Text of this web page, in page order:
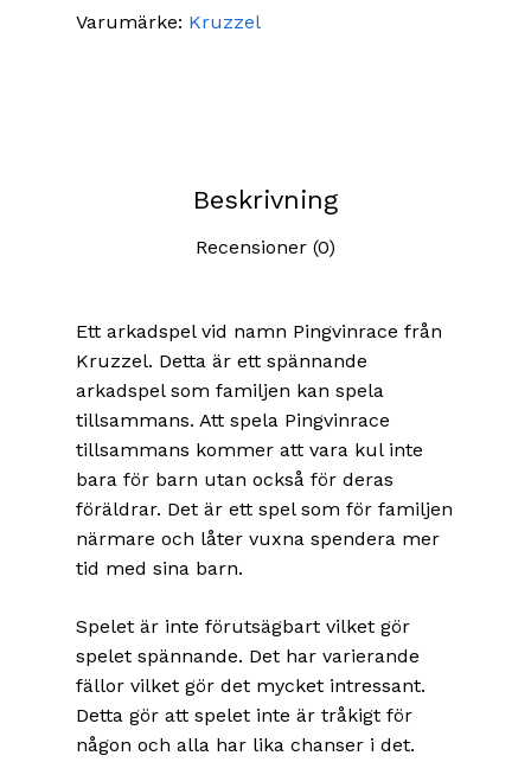
Varumärke: Kruzzel
Beskrivning
Recensioner (0)
Ett arkadspel vid namn Pingvinrace från
Kruzzel. Detta är ett spännande
arkadspel som familjen kan spela
tillsammans. Att spela Pingvinrace
tillsammans kommer att vara kul inte
bara för barn utan också för deras
föräldrar. Det är ett spel som för familjen
närmare och låter vuxna spendera mer
tid med sina barn.
Spelet är inte förutsägbart vilket gör
spelet spännande. Det har varierande
fällor vilket gör det mycket intressant.
Detta gör att spelet inte är tråkigt för
någon och alla har lika chanser i det.